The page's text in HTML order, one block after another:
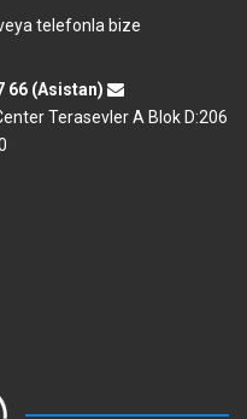
telefonla bize
66 (Asistan)
Terasevler A Blok D:206